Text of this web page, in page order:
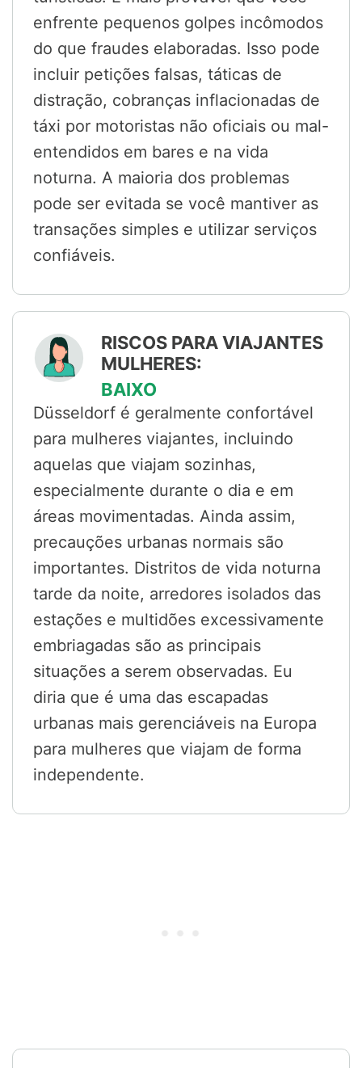
enfrente pequenos golpes incômodos
do que fraudes elaboradas. Isso pode
incluir petições falsas, táticas de
distração, cobranças inflacionadas de
táxi por motoristas não oficiais ou mal-
entendidos em bares e na vida
noturna. A maioria dos problemas
pode ser evitada se você mantiver as
transações simples e utilizar serviços
confiáveis.
RISCOS PARA VIAJANTES
MULHERES:
BAIXO
Düsseldorf é geralmente confortável
para mulheres viajantes, incluindo
aquelas que viajam sozinhas,
especialmente durante o dia e em
áreas movimentadas. Ainda assim,
precauções urbanas normais são
importantes. Distritos de vida noturna
tarde da noite, arredores isolados das
estações e multidões excessivamente
embriagadas são as principais
situações a serem observadas. Eu
diria que é uma das escapadas
urbanas mais gerenciáveis na Europa
para mulheres que viajam de forma
independente.